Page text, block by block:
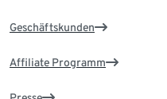
Geschäftskunden
Affiliate Programm